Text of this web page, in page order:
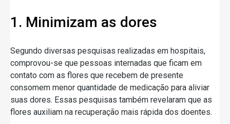
1. Minimizam as dores
Segundo diversas pesquisas realizadas em hospitais,
comprovou-se que pessoas internadas que ficam em
contato com as flores que recebem de presente
consomem menor quantidade de medicação para aliviar
suas dores. Essas pesquisas também revelaram que as
flores auxiliam na recuperação mais rápida dos doentes.